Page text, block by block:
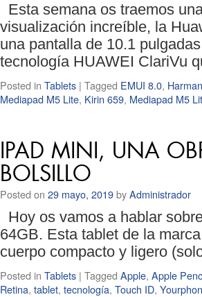
Esta semana os traemos
visualización increíble, la
una pantalla de 10.1
tecnología HUAWEI ClariVu
Posted in Tablets | Tagged EMUI 8.0,
Mediapad M5 Lite, Kirin 659, Mediapad M5
IPAD MINI, UNA
BOLSILLO
Posted on 29 mayo, 2019byAdministrador
Hoy os vamos a hablar
64GB. Esta tablet de la
cuerpo compacto y ligero
Posted in Tablets | Tagged Apple, Apple
Retina, tablet, tecnología, Touch ID,